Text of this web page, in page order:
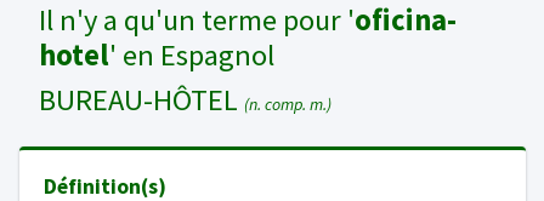
Il n'y a qu'un terme pour 'oficina-
hotel' en Espagnol
BUREAU-HÔTEL (n. comp. m.)
Définition(s)